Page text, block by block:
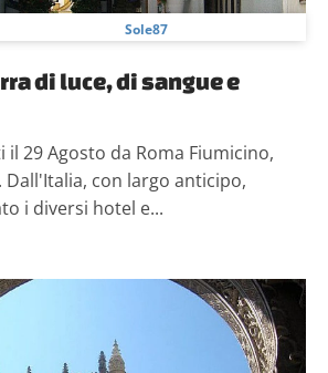
Sole87
di luce, di sangue e
29 Agosto da Roma Fiumicino,
Dall'Italia, con largo anticipo,
i diversi hotel e...